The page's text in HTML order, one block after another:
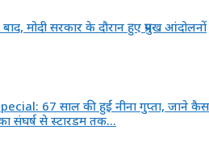
बाद, मोदी सरकार के दौरान हुए प्रमुख आंदोलनों
67 साल की हुईं नीना गुप्ता, जाने
संघर्ष से स्टारडम तक...